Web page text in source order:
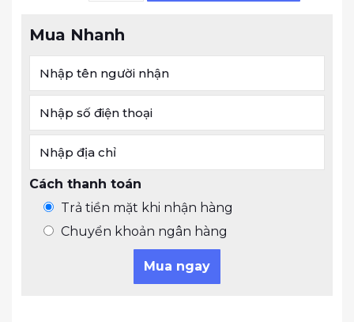
Mua Nhanh
Cách thanh toán
Trả tiền mặt khi nhận hàng
Chuyển khoản ngân hàng
Mua ngay